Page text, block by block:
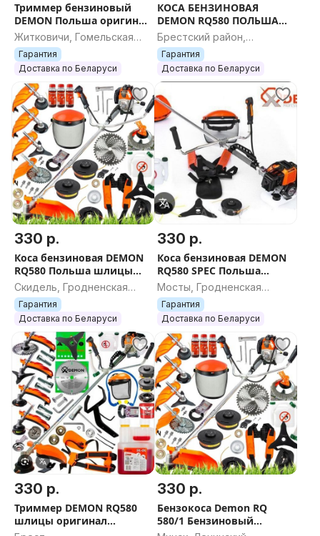
Триммер бензиновый
DEMON Польша оригинал
шлицы бензокоса
Житковичи, Гомельская
область
Гарантия
Доставка по Беларуси
КОСА БЕНЗИНОВАЯ
DEMON RQ580 ПОЛЬША
ШЛИЦЫ ОРИГИНАЛ
Брестский район,
Брестская область
Гарантия
Доставка по Беларуси
330 р.
Коса бензиновая DEMON
RQ580 Польша шлицы
бензокоса триммер
бензиновый
Скидель, Гродненская
область
Гарантия
Доставка по Беларуси
330 р.
Коса бензиновая DEMON
RQ580 SPEC Польша
оригинал шлицы
триммер бензокоса
Мосты, Гродненская
область
Гарантия
Доставка по Беларуси
330 р.
Триммер DEMON RQ580
шлицы оригинал
330 р.
Бензокоса Demon RQ
580/1 Бензиновый